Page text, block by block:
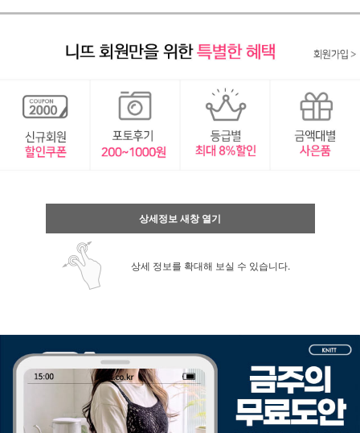
상세정보 새창 열기
상세 정보를 확대해 보실 수 있습니다.